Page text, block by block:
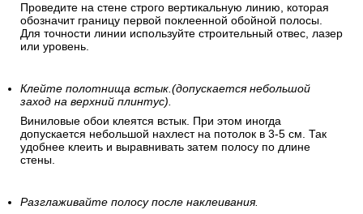
Проведите на стене строго вертикальную линию, которая
обозначит границу первой поклеенной обойной полосы.
Для точности линии используйте строительный отвес, лазер
или уровень.
Клейте полотнища встык.(допускается небольшой
заход на верхний плинтус).
Виниловые обои клеятся встык. При этом иногда
допускается небольшой нахлест на потолок в 3-5 см. Так
удобнее клеить и выравнивать затем полосу по длине
стены.
Разглаживайте полосу после наклеивания.